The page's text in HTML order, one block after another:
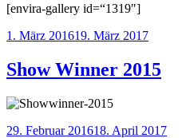
[envira-gallery id=“1319″]
Veröffentlicht
1. März 201619. März 2017
Show Winner 2015
Veröffentlicht
29. Februar 201618. April 2017